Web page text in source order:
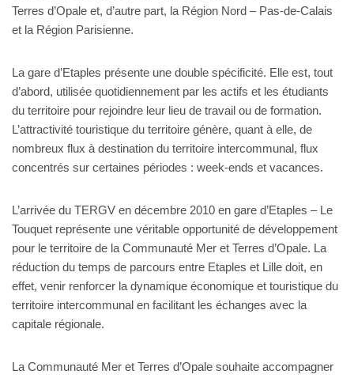
Terres d’Opale et, d’autre part, la Région Nord – Pas-de-Calais
et la Région Parisienne.
La gare d’Etaples présente une double spécificité. Elle est, tout
d’abord, utilisée quotidiennement par les actifs et les étudiants
du territoire pour rejoindre leur lieu de travail ou de formation.
L’attractivité touristique du territoire génère, quant à elle, de
nombreux flux à destination du territoire intercommunal, flux
concentrés sur certaines périodes : week-ends et vacances.
L’arrivée du TERGV en décembre 2010 en gare d’Etaples – Le
Touquet représente une véritable opportunité de développement
pour le territoire de la Communauté Mer et Terres d’Opale. La
réduction du temps de parcours entre Etaples et Lille doit, en
effet, venir renforcer la dynamique économique et touristique du
territoire intercommunal en facilitant les échanges avec la
capitale régionale.
La Communauté Mer et Terres d’Opale souhaite accompagner